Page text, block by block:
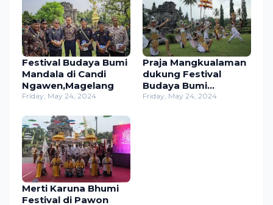
Festival Budaya Bumi
Mandala di Candi
Ngawen,Magelang
Friday, May 24, 2024
Praja Mangkualaman
dukung Festival
Budaya Bumi
Mandala di Candi
Friday, May 24, 2024
Merti Karuna Bhumi
Festival di Pawon